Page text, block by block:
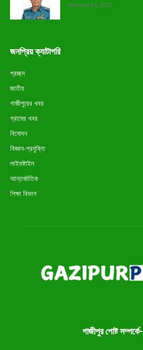
October 23, 2022
জনপ্রিয় ক্যাটাগরি
প্রচ্ছদ
জাতীয়
গাজীপুরের খবর
গ্রামের খবর
বিনোদন
বিজ্ঞান-প্রযুক্তি
লাইফষ্টাইল
আন্তর্জাতিক
শিক্ষা বিভাগ
গাজীপুর পোষ্ট সম্পর্কে-